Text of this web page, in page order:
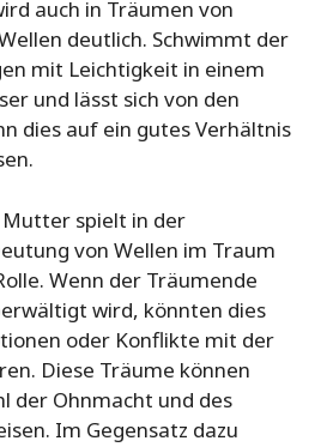
auch in Träumen von
deutlich. Schwimmt der
mit Leichtigkeit in einem
und lässt sich von den
dies auf ein gutes Verhältnis
Mutter spielt in der
von Wellen im Traum
Wenn der Träumende
wird, könnten dies
oder Konflikte mit der
Diese Träume können
der Ohnmacht und des
Im Gegensatz dazu